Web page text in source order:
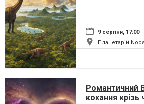
9 серпня, 17:00
Планетарій
Романтичний
кохання крізь